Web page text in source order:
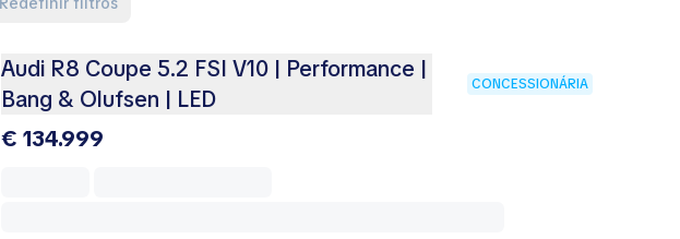
Audi R8 Coupe 5.2 FSI V10 | Performance |
Bang & Olufsen | LED
CONCESSIONÁRIA
€ 134.999